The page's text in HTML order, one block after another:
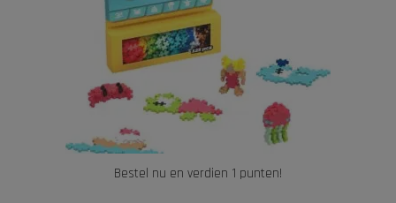
Bestel nu en verdien 1 punten!